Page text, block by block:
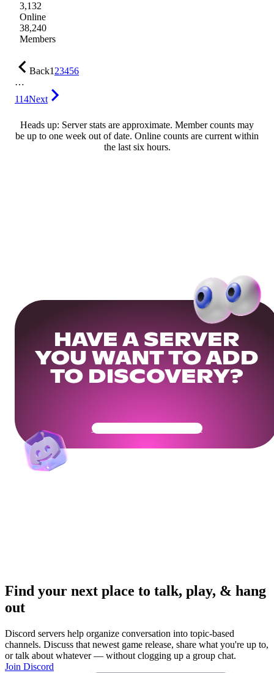
3,132
Online
38,240
Members
Back123456
…
114Next
Heads up: Server stats are approximate. Member counts may
be up to one week out of date. Online counts are current within
the last six hours.
HAVE A SERVER
YOU WANT TO ADD
TO DISCOVERY?
Get Your Community Ready
Find your next place to talk, play, & hang
out
Discord servers help organize conversation into topic-based
channels. Discuss that newest game release, share what you're up to,
or talk about whatever — without clogging up a group chat.
Join Discord